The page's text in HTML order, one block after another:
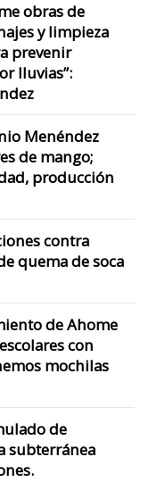
obras de
y limpieza
prevenir
lluvias”:
Menéndez
de mango;
producción
contra
quema de soca
de Ahome
con
mochilas
de
subterránea